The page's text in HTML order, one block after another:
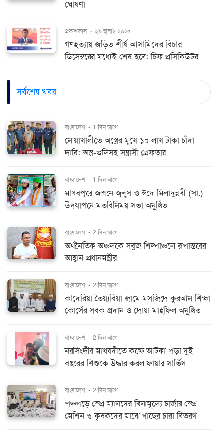
ঘোষণা
প্রকাশকাল - ২৯ জুলাই ২০২৫
গণহত্যায় জড়িত শীর্ষ আসামিদের বিচার
ডিসেম্বরের মধ্যেই শেষ হবে: চিফ প্রসিকিউটর
সর্বশেষ খবর
বাংলাদেশ - 1 দিন আগে
নোয়াখালীতে অস্ত্রের মুখে ১০ লাখ টাকা চাঁদা
দাবি: অস্ত্র-গুলিসহ সন্ত্রাসী গ্রেফতার
বাংলাদেশ - 1 দিন আগে
মাধবপুরে জশনে জুলুস ও ঈদে মিলাদুন্নবী (সা.)
উদযাপনে মতবিনিময় সভা অনুষ্ঠিত
বাংলাদেশ - 2 দিন আগে
অর্থনৈতিক অঞ্চলকে সবুজ শিল্পাঞ্চলে রূপান্তরের
আহ্বান প্রধানমন্ত্রীর
বাংলাদেশ - 2 দিন আগে
কাদেরিয়া তৈয়্যবিয়া জামে মসজিদে কুরআন শিক্ষা
কোর্সের সবক প্রদান ও দোয়া মাহফিল অনুষ্ঠিত
বাংলাদেশ - 2 দিন আগে
নরসিংদীর মাধবদীতে কক্ষে আটকা পড়া দুই
বছরের শিশুকে উদ্ধার করল ফায়ার সার্ভিস
বাংলাদেশ - 2 দিন আগে
পঞ্চগড়ে স্প্রে ম্যানদের বিনামূল্যে চার্জার স্প্রে
মেশিন ও কৃষকদের মাঝে গাছের চারা বিতরণ